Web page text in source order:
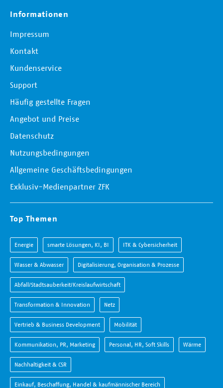
Informationen
Impressum
Kontakt
Kundenservice
Support
Häufig gestellte Fragen
Angebot und Preise
Datenschutz
Nutzungsbedingungen
Allgemeine Geschäftsbedingungen
Exklusiv-Medienpartner ZFK
Top Themen
Energie smarte Lösungen, KI, BI ITK & Cybersicherheit
Wasser & Abwasser Digitalisierung, Organisation & Prozesse
Abfall/Stadtsauberkeit/Kreislaufwirtschaft
Transformation & Innovation Netz
Vertrieb & Business Development Mobilität
Kommunikation, PR, Marketing Personal, HR, Soft Skills Wärme
Nachhaltigkeit & CSR
Einkauf, Beschaffung, Handel & kaufmännischer Bereich